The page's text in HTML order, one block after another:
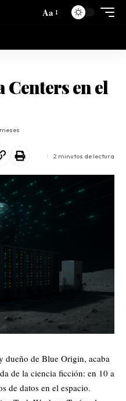
Aa
Centers en el
2 minutos de lectura
dueño de Blue Origin, acaba
de la ciencia ficción: en 10 a
de datos en el espacio.